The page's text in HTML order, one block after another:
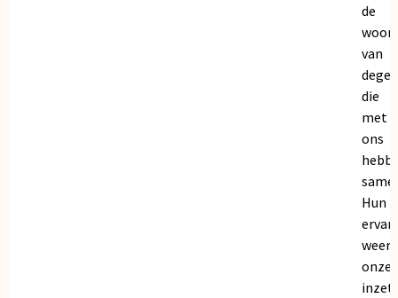
de
van
die
met
ons
Hun
onze
inzet